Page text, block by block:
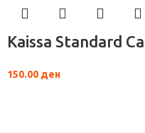
Kaissa Standard
150.00 ден